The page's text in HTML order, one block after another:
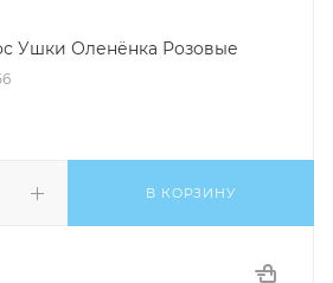
Ушки Оленёнка Розовые
В КОРЗИНУ